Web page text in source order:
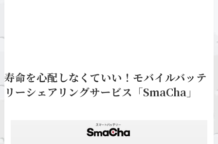
寿命を心配しなくていい！モバイルバッテ
リーシェアリングサービス「SmaCha」